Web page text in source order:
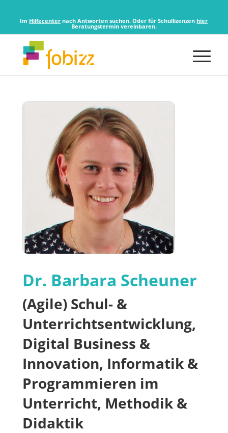
Im Hilfecenter nach Antworten suchen. Oder für Schullizenzenhier
Beratungstermin vereinbaren.
Dr. Barbara Scheuner
(Agile) Schul- &
Unterrichtsentwicklung,
Digital Business &
Innovation, Informatik &
Programmieren im
Unterricht, Methodik &
Didaktik